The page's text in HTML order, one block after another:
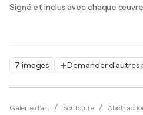
7 images Demander d'autres
Galerie d'art Sculpture
Signé et inclus avec chaque